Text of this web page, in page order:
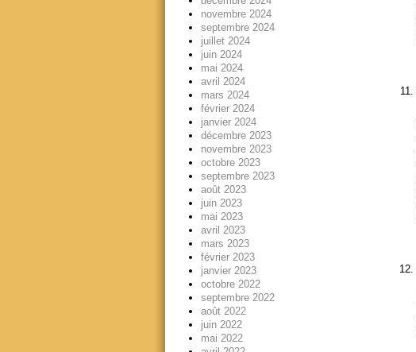
novembre 2024
septembre 2024
juillet 2024
juin 2024
mai 2024
avril 2024
mars 2024
février 2024
janvier 2024
décembre 2023
novembre 2023
octobre 2023
septembre 2023
août 2023
juin 2023
mai 2023
avril 2023
mars 2023
février 2023
janvier 2023
octobre 2022
septembre 2022
août 2022
juin 2022
mai 2022